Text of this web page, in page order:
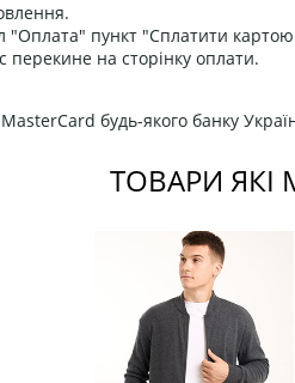
"Оплата" пункт "Сплатити
на сторінку оплати.
будь-якого банку
ТОВАРИ ЯКІ